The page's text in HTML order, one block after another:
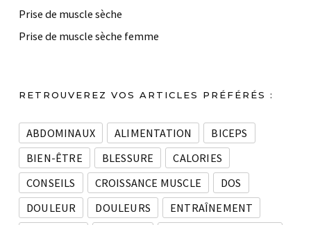
Prise de muscle sèche
Prise de muscle sèche femme
RETROUVEREZ VOS ARTICLES PRÉFÉRÉS :
ABDOMINAUX ALIMENTATION
BICEPS
BIEN-ÊTRE
BLESSURE
CALORIES
CONSEILS
CROISSANCE MUSCLE
DOS
DOULEUR
DOULEURS
ENTRAÎNEMENT